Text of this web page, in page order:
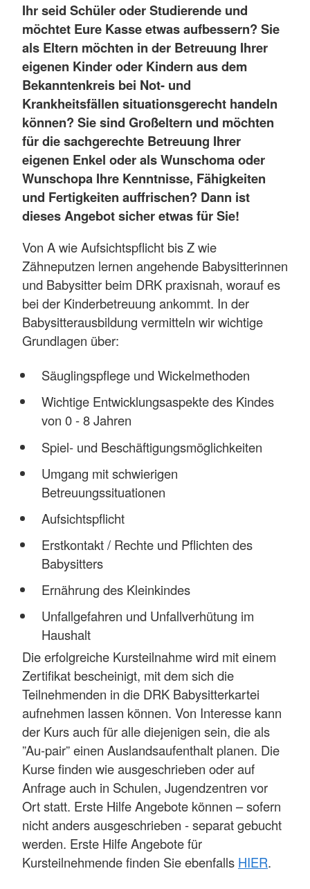
Ihr seid Schüler oder Studierende und
möchtet Eure Kasse etwas aufbessern? Sie
als Eltern möchten in der Betreuung Ihrer
eigenen Kinder oder Kindern aus dem
Bekanntenkreis bei Not- und
Krankheitsfällen situationsgerecht handeln
können? Sie sind Großeltern und möchten
für die sachgerechte Betreuung Ihrer
eigenen Enkel oder als Wunschoma oder
Wunschopa Ihre Kenntnisse, Fähigkeiten
und Fertigkeiten auffrischen? Dann ist
dieses Angebot sicher etwas für Sie!
Von A wie Aufsichtspflicht bis Z wie
Zähneputzen lernen angehende Babysitterinnen
und Babysitter beim DRK praxisnah, worauf es
bei der Kinderbetreuung ankommt. In der
Babysitterausbildung vermitteln wir wichtige
Grundlagen über:
Säuglingspflege und Wickelmethoden
Wichtige Entwicklungsaspekte des Kindes
von 0 - 8 Jahren
Spiel- und Beschäftigungsmöglichkeiten
Umgang mit schwierigen
Betreuungssituationen
Aufsichtspflicht
Erstkontakt / Rechte und Pflichten des
Babysitters
Ernährung des Kleinkindes
Unfallgefahren und Unfallverhütung im
Haushalt
Die erfolgreiche Kursteilnahme wird mit einem
Zertifikat bescheinigt, mit dem sich die
Teilnehmenden in die DRK Babysitterkartei
aufnehmen lassen können. Von Interesse kann
der Kurs auch für alle diejenigen sein, die als
”Au-pair” einen Auslandsaufenthalt planen. Die
Kurse finden wie ausgeschrieben oder auf
Anfrage auch in Schulen, Jugendzentren vor
Ort statt. Erste Hilfe Angebote können – sofern
nicht anders ausgeschrieben - separat gebucht
werden. Erste Hilfe Angebote für
Kursteilnehmende finden Sie ebenfalls HIER.